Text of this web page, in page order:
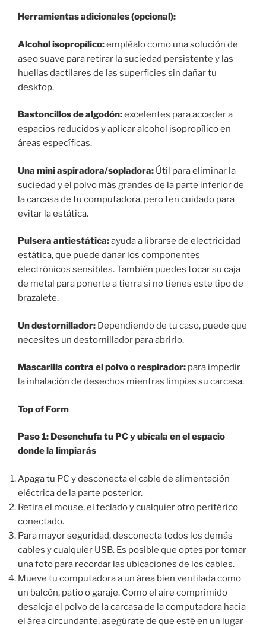
Herramientas adicionales (opcional):
Alcohol isopropílico:empléalo como una solución de
aseo suave para retirar la suciedad persistente y las
huellas dactilares de las superficies sin dañar tu
desktop.
Bastoncillos de algodón:excelentes para acceder a
espacios reducidos y aplicar alcohol isopropílico en
áreas específicas.
Una mini aspiradora/sopladora: Útil para eliminar la
suciedad y el polvo más grandes de la parte inferior de
la carcasa de tu computadora, pero ten cuidado para
evitar la estática.
Pulsera antiestática:ayuda a librarse de electricidad
estática, que puede dañar los componentes
electrónicos sensibles. También puedes tocar su caja
de metal para ponerte a tierra si no tienes este tipo de
brazalete.
Un destornillador: Dependiendo de tu caso, puede que
necesites un destornillador para abrirlo.
Mascarilla contra el polvo o respirador: para impedir
la inhalación de desechos mientras limpias su carcasa.
Top of Form
Paso 1: Desenchufa tu PC y ubícala en el espacio
donde la limpiarás
Apaga tu PC y desconecta el cable de alimentación
eléctrica de la parte posterior.
Retira el mouse, el teclado y cualquier otro periférico
conectado.
Para mayor seguridad, desconecta todos los demás
cables y cualquier USB. Es posible que optes por tomar
una foto para recordar las ubicaciones de los cables.
Mueve tu computadora a un área bien ventilada como
un balcón, patio o garaje. Como el aire comprimido
desaloja el polvo de la carcasa de la computadora hacia
el área circundante, asegúrate de que esté en un lugar